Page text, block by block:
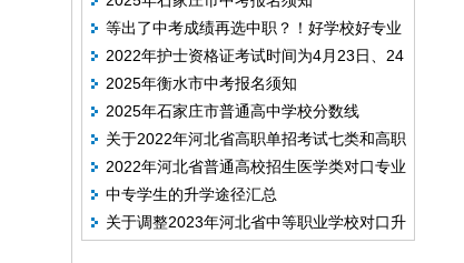
等出了中考成绩再选中职？！好学校好专业
早已报满
2022年护士资格证考试时间为4月23日、24
日
2025年衡水市中考报名须知
2025年石家庄市普通高中学校分数线
关于2022年河北省高职单招考试七类和高职
单招对口医学类考试工作安排的公告
2022年河北省普通高校招生医学类对口专业
考试说明
中专学生的升学途径汇总
关于调整2023年河北省中等职业学校对口升